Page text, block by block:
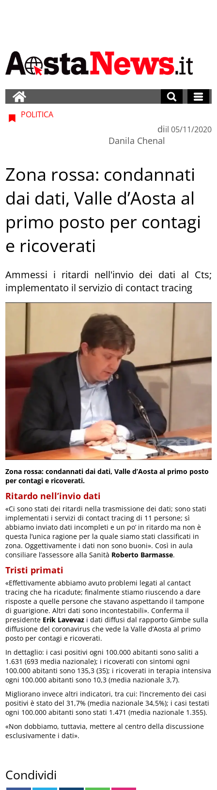
POLITICA
di
Danila Chenal
il 05/11/2020
Zona rossa: condannati
dai dati, Valle d’Aosta al
primo posto per contagi
e ricoverati
Ammessi i ritardi nell'invio dei dati al Cts;
implementato il servizio di contact tracing
Zona rossa: condannati dai dati, Valle d’Aosta al primo posto
per contagi e ricoverati.
Ritardo nell’invio dati
«Ci sono stati dei ritardi nella trasmissione dei dati; sono stati
implementati i servizi di contact tracing di 11 persone; sì
abbiamo inviato dati incompleti e un po’ in ritardo ma non è
questa l’unica ragione per la quale siamo stati classificati in
zona. Oggettivamente i dati non sono buoni». Così in aula
consiliare l’assessore alla Sanità Roberto Barmasse.
Tristi primati
«Effettivamente abbiamo avuto problemi legati al cantact
tracing che ha ricadute; finalmente stiamo riuscendo a dare
risposte a quelle persone che stavano aspettando il tampone
di guarigione. Altri dati sono incontestabili». Conferma il
presidente Erik Lavevaz i dati diffusi dal rapporto Gimbe sulla
diffusione del coronavirus che vede la Valle d’Aosta al primo
posto per contagi e ricoverati.
In dettaglio: i casi positivi ogni 100.000 abitanti sono saliti a
1.631 (693 media nazionale); i ricoverati con sintomi ogni
100.000 abitanti sono 135,3 (35); i ricoverati in terapia intensiva
ogni 100.000 abitanti sono 10,3 (media nazionale 3,7).
Migliorano invece altri indicatori, tra cui: l’incremento dei casi
positivi è stato del 31,7% (media nazionale 34,5%); i casi testati
ogni 100.000 abitanti sono stati 1.471 (media nazionale 1.355).
«Non dobbiamo, tuttavia, mettere al centro della discussione
esclusivamente i dati».
Condividi